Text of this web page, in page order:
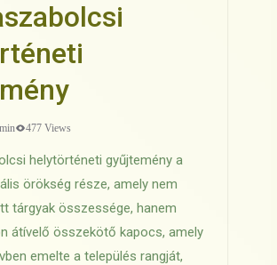
477 Views
helytörténeti gyűjtemény a
örökség része, amely nem
tárgyak összessége, hanem
átívelő összekötő kapocs, amely
emelte a település rangját,